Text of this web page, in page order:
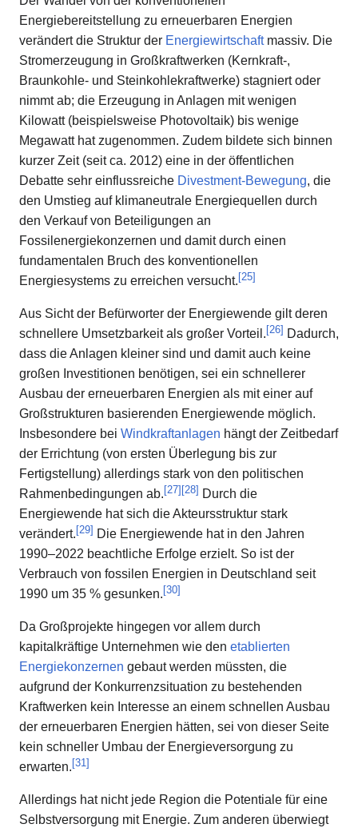
Energiebereitstellung zu erneuerbaren Energien
verändert die Struktur der Energiewirtschaftmassiv. Die
Stromerzeugung in Großkraftwerken (Kernkraft-,
Braunkohle- und Steinkohlekraftwerke) stagniert oder
nimmt ab; die Erzeugung in Anlagen mit wenigen
Kilowatt (beispielsweise Photovoltaik) bis wenige
Megawatt hat zugenommen. Zudem bildete sich binnen
kurzer Zeit (seit ca. 2012) eine in der öffentlichen
Debatte sehr einflussreiche Divestment-Bewegung, die
den Umstieg auf klimaneutrale Energiequellen durch
den Verkauf von Beteiligungen an
Fossilenergiekonzernen und damit durch einen
fundamentalen Bruch des konventionellen
Energiesystems zu erreichen versucht.[25]
Aus Sicht der Befürworter der Energiewende gilt deren
schnellere Umsetzbarkeit als großer Vorteil.[26] Dadurch,
dass die Anlagen kleiner sind und damit auch keine
großen Investitionen benötigen, sei ein schnellerer
Ausbau der erneuerbaren Energien als mit einer auf
Großstrukturen basierenden Energiewende möglich.
Insbesondere bei Windkraftanlagen hängt der Zeitbedarf
der Errichtung (von ersten Überlegung bis zur
Fertigstellung) allerdings stark von den politischen
Rahmenbedingungen ab.[27][28] Durch die
Energiewende hat sich die Akteursstruktur stark
verändert.[29] Die Energiewende hat in den Jahren
1990–2022 beachtliche Erfolge erzielt. So ist der
Verbrauch von fossilen Energien in Deutschland seit
1990 um 35 % gesunken.[30]
Da Großprojekte hingegen vor allem durch
kapitalkräftige Unternehmen wie den etablierten
Energiekonzernen gebaut werden müssten, die
aufgrund der Konkurrenzsituation zu bestehenden
Kraftwerken kein Interesse an einem schnellen Ausbau
der erneuerbaren Energien hätten, sei von dieser Seite
kein schneller Umbau der Energieversorgung zu
erwarten.[31]
Allerdings hat nicht jede Region die Potentiale für eine
Selbstversorgung mit Energie. Zum anderen überwiegt